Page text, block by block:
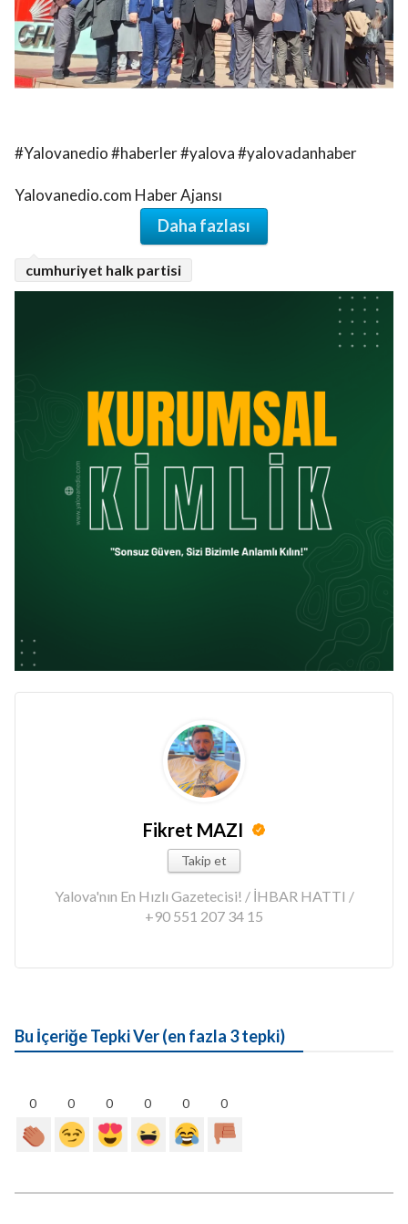
#Yalovanedio #haberler #yalova #yalovadanhaber
Yalovanedio.com Haber Ajansı
Daha fazlası
cumhuriyet halk partisi
Fikret MAZI
Takip et
Yalova'nın En Hızlı Gazetecisi! / İHBAR HATTI /
+90 551 207 34 15
Bu İçeriğe Tepki Ver (en fazla 3 tepki)
0 0 0 0 0 0